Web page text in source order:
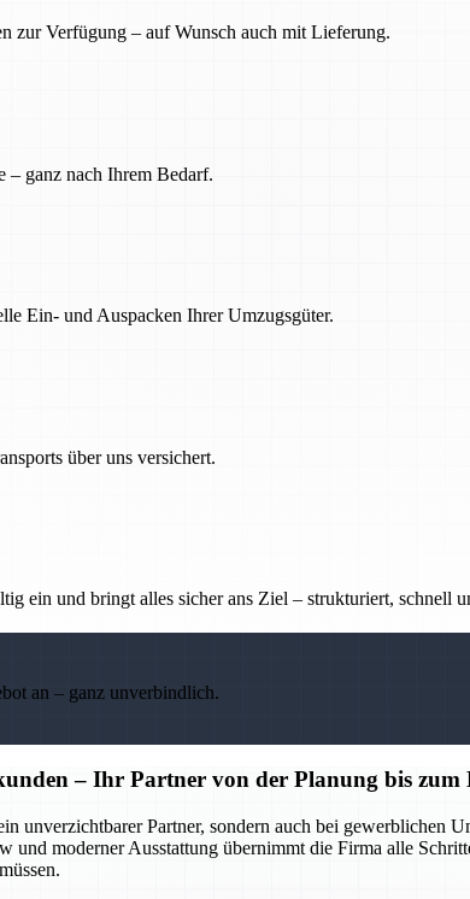
zur Verfügung – auf Wunsch auch mit Lieferung.
– ganz nach Ihrem Bedarf.
Ein- und Auspacken Ihrer Umzugsgüter.
über uns versichert.
ein und bringt alles sicher ans Ziel – strukturiert, schnell
an – ganz unverbindlich.
– Ihr Partner von der Planung bis zum
unverzichtbarer Partner, sondern auch bei gewerblichen
moderner Ausstattung übernimmt die Firma alle